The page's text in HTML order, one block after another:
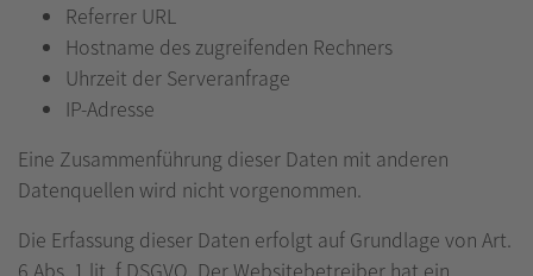
Referrer URL
Hostname des zugreifenden Rechners
Uhrzeit der Serveranfrage
IP-Adresse
Eine Zusammenführung dieser Daten mit anderen
Datenquellen wird nicht vorgenommen.
Die Erfassung dieser Daten erfolgt auf Grundlage von Art.
6 Abs. 1 lit. f DSGVO. Der Websitebetreiber hat ein